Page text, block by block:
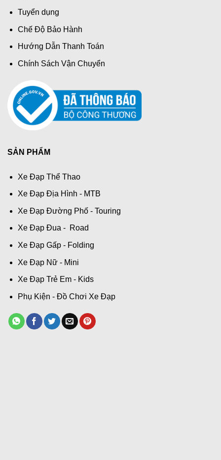
Tuyển dụng
Chế Độ Bảo Hành
Hướng Dẫn Thanh Toán
Chính Sách Vận Chuyển
SẢN PHẨM
Xe Đạp Thể Thao
Xe Đạp Địa Hình - MTB
Xe Đạp Đường Phố - Touring
Xe Đạp Đua - Road
Xe Đạp Gấp - Folding
Xe Đạp Nữ - Mini
Xe Đạp Trẻ Em - Kids
Phụ Kiện - Đồ Chơi Xe Đạp